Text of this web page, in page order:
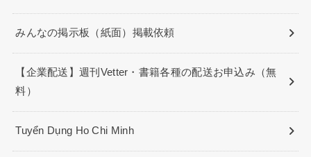
みんなの掲示板（紙面）掲載依頼
【企業配送】週刊Vetter・書籍各種の配送お申込み（無
料）
Tuyển Dụng Ho Chi Minh